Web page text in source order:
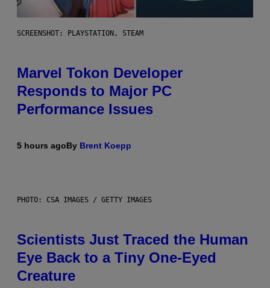
SCREENSHOT: PLAYSTATION, STEAM
Marvel Tokon Developer
Responds to Major PC
Performance Issues
5 hours agoBy Brent Koepp
PHOTO: CSA IMAGES / GETTY IMAGES
Scientists Just Traced the Human
Eye Back to a Tiny One-Eyed
Creature